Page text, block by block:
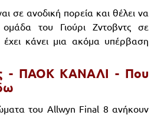
σε ανοδική πορεία και θέλει να
ομάδα του Γιούρι Ζντοβντς σε
κάνει μια ακόμα υπέρβαση
- ΠΑΟΚ ΚΑΝΑΛΙ - Που
του Allwyn Final 8 ανήκουν